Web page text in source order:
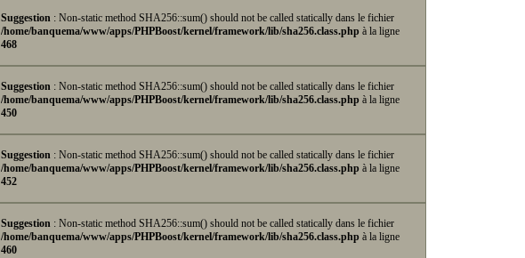
Suggestion : Non-static method SHA256::sum() should not be called statically dans le fichier
/home/banquema/www/apps/PHPBoost/kernel/framework/lib/sha256.class.php à la ligne
468
Suggestion : Non-static method SHA256::sum() should not be called statically dans le fichier
/home/banquema/www/apps/PHPBoost/kernel/framework/lib/sha256.class.php à la ligne
450
Suggestion : Non-static method SHA256::sum() should not be called statically dans le fichier
/home/banquema/www/apps/PHPBoost/kernel/framework/lib/sha256.class.php à la ligne
452
Suggestion : Non-static method SHA256::sum() should not be called statically dans le fichier
/home/banquema/www/apps/PHPBoost/kernel/framework/lib/sha256.class.php à la ligne
460